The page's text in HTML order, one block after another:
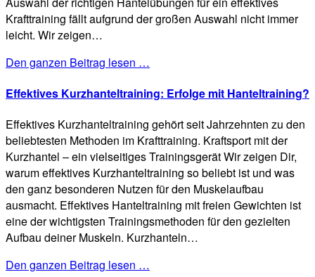
Krafttraining fällt aufgrund der großen Auswahl nicht immer
leicht. Wir zeigen…
Den ganzen Beitrag lesen …
Effektives Kurzhanteltraining: Erfolge mit Hanteltraining?
Effektives Kurzhanteltraining gehört seit Jahrzehnten zu den
beliebtesten Methoden im Krafttraining. Kraftsport mit der
Kurzhantel – ein vielseitiges Trainingsgerät Wir zeigen Dir,
warum effektives Kurzhanteltraining so beliebt ist und was
den ganz besonderen Nutzen für den Muskelaufbau
ausmacht. Effektives Hanteltraining mit freien Gewichten ist
eine der wichtigsten Trainingsmethoden für den gezielten
Aufbau deiner Muskeln. Kurzhanteln…
Den ganzen Beitrag lesen …